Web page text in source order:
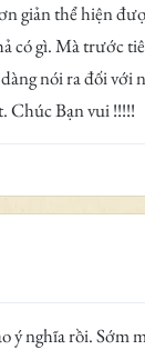
giản thể hiện
có gì. Mà trước
nói ra đối với
Chúc Bạn vui !!!!!
ý nghĩa rồi.